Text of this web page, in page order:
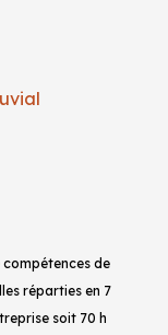
compétences de
réparties en 7
soit 70 h